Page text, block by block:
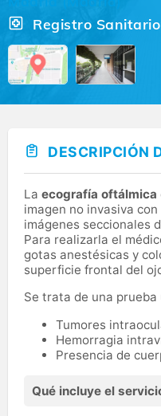
Registro
DESCRIPCIÓN
La ecografía oftálmica
imagen no invasiva
imágenes seccionales
Para realizarla el
gotas anestésicas y
superficie frontal del
Se trata de una
Tumores
Hemorragia
Presencia de
Qué incluye el